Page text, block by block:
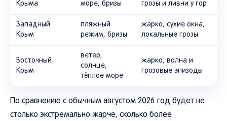
Крыма
море, бризы
грозы и ливни у гор
Западный
Крым
пляжный
режим, бризы
жарко, сухие окна,
локальные грозы
Восточный
Крым
ветер,
солнце,
тёплое море
жарко, волна и
грозовые эпизоды
По сравнению с обычным августом 2026 год будет не
столько экстремально жарче, сколько более